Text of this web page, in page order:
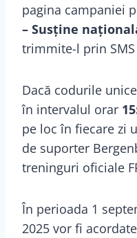
pagina campaniei
– Susține
trimmite-l prin
Dacă codurile
în intervalul orar
pe loc în fiecare zi
de suporter
treninguri oficiale
În perioada 1
2025 vor fi